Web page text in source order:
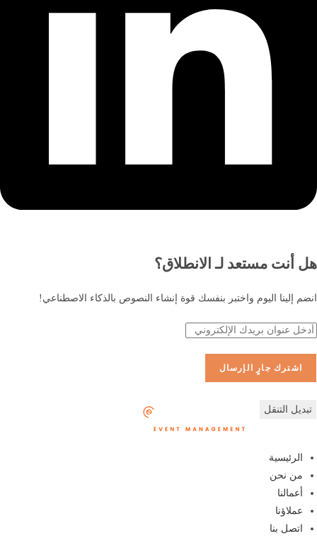
هل أنت مستعد لـ الانطلاق؟
انضم إلينا اليوم واختبر بنفسك قوة إنشاء النصوص بالذكاء الاصطناعي!
اشترك جارٍ الإرسال
تبديل التنقل
الرئيسية
من نحن
أعمالنا
عملاؤنا
اتصل بنا